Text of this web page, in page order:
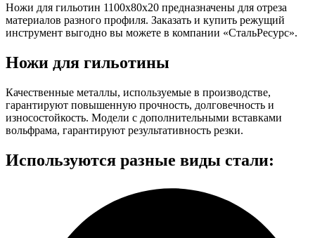
Ножи для гильотин 1100x80x20 предназначены для отреза
материалов разного профиля. Заказать и купить режущий
инструмент выгодно вы можете в компании «СтальРесурс».
Ножи для гильотины
Качественные металлы, используемые в производстве,
гарантируют повышенную прочность, долговечность и
износостойкость. Модели с дополнительными вставками
вольфрама, гарантируют результативность резки.
Используются разные виды стали: